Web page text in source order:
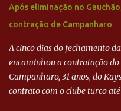
Após eliminação no
contração de Campanharo
A cinco dias do fechamento
encaminhou a contratação
Campanharo, 31 anos, do
contrato com o clube turco